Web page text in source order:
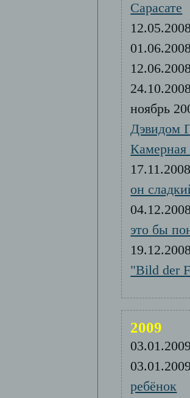
Сарасате
ноябрь
Дэвидом
Камерная
он
это бы
"Bild der
2009
ребёнок